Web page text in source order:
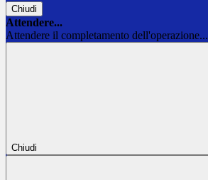
Chiudi
Attendere...
Attendere il completamento dell'operazione...
Chiudi